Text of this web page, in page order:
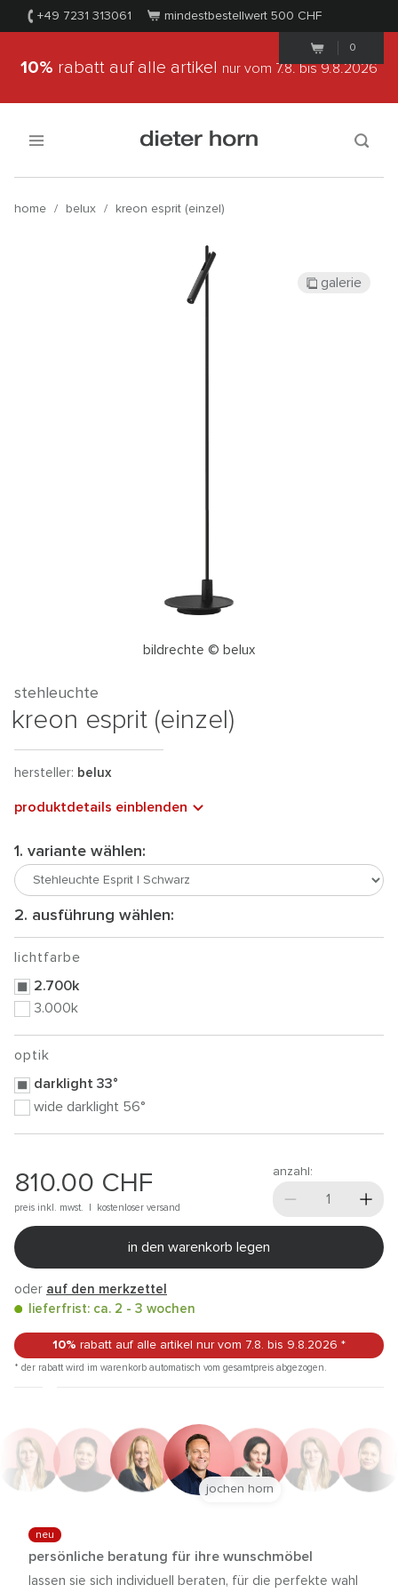
+49 7231 313061 mindestbestellwert 500 CHF
0
10% rabatt auf alle artikel nur vom 7.8.bis 9.8.2026
home / belux / kreon esprit (einzel)
bildrechte © belux
galerie
stehleuchte
kreon esprit (einzel)
hersteller: belux
produktdetails einblenden
1. variante wählen:
2. ausführung wählen:
lichtfarbe
2.700k
3.000k
optik
darklight 33°
wide darklight 56°
810.00 CHF
preis inkl. mwst. | kostenloser versand
anzahl:
in den warenkorb legen
oder auf den merkzettel
lieferfrist: ca. 2 - 3 wochen
10% rabatt auf alle artikel nur vom 7.8. bis 9.8.2026 *
* der rabatt wird im warenkorb automatisch vom gesamtpreis abgezogen.
neu
persönliche beratung für ihre wunschmöbel
lassen sie sich individuell beraten, für die perfekte wahl
jochen horn